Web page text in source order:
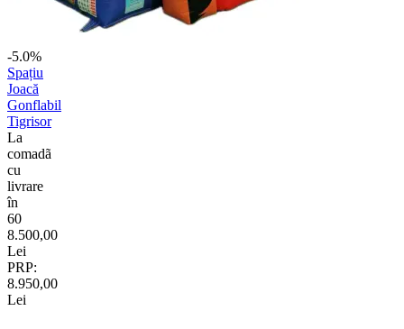
-5.0%
Spațiu
Joacă
Gonflabil
Tigrisor
La
comadã
cu
livrare
în
60
8.500,00
Lei
PRP:
8.950,00
Lei